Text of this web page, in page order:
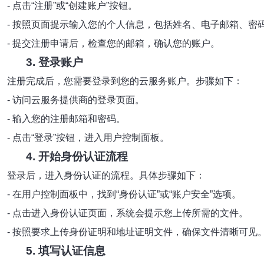
- 点击“注册”或“创建账户”按钮。
- 按照页面提示输入您的个人信息，包括姓名、电子邮箱、密
- 提交注册申请后，检查您的邮箱，确认您的账户。
3. 登录账户
注册完成后，您需要登录到您的云服务账户。步骤如下：
- 访问云服务提供商的登录页面。
- 输入您的注册邮箱和密码。
- 点击“登录”按钮，进入用户控制面板。
4. 开始身份认证流程
登录后，进入身份认证的流程。具体步骤如下：
- 在用户控制面板中，找到“身份认证”或“账户安全”选项。
- 点击进入身份认证页面，系统会提示您上传所需的文件。
- 按照要求上传身份证明和地址证明文件，确保文件清晰可见。
5. 填写认证信息